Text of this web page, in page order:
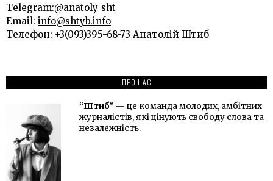
Telegram:@anatoly_sht
Email: info@shtyb.info
Телефон: +3(093)395-68-73 Анатолій Штиб
ПРО НАС
“Штиб” — це команда молодих, амбітних
журналістів, які цінують свободу слова та
незалежність.